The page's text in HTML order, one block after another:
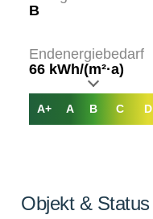
B
Endenergiebedarf
66 kWh/(m²·a)
A+ A B C D
Objekt & Status